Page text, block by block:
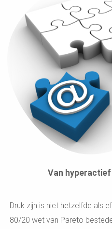
Van
Druk zijn is niet hetzelfde als
80/20 wet van Pareto